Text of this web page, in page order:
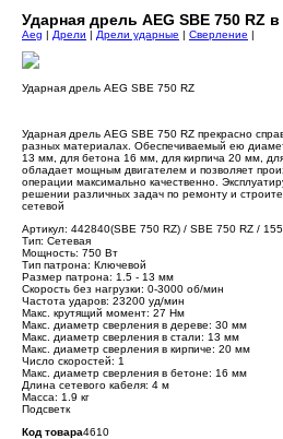
Ударная дрель AEG SBE 750 RZ
Aeg | Дрели | Дрели ударные | Сверление |
Ударная дрель AEG SBE 750 RZ
Ударная дрель AEG SBE 750 RZ прекрасно
разных материалах. Обеспечиваемый ею
13 мм, для бетона 16 мм, для кирпича 20 мм,
обладает мощным двигателем и позволяет
операции максимально качественно.
решении различных задач по ремонту и
сетевой
Артикул: 442840(SBE 750 RZ) / SBE 750 RZ /
Тип: Сетевая
Мощность: 750 Вт
Тип патрона: Ключевой
Размер патрона: 1.5 - 13 мм
Скорость без нагрузки: 0-3000 об/мин
Частота ударов: 23200 уд/мин
Макс. крутящий момент: 27 Нм
Макс. диаметр сверления в дереве: 30 мм
Макс. диаметр сверления в стали: 13 мм
Макс. диаметр сверления в кирпиче: 20 мм
Число скоростей: 1
Макс. диаметр сверления в бетоне: 16 мм
Длина сетевого кабеля: 4 м
Масса: 1.9 кг
Подсветк
Код товара4610